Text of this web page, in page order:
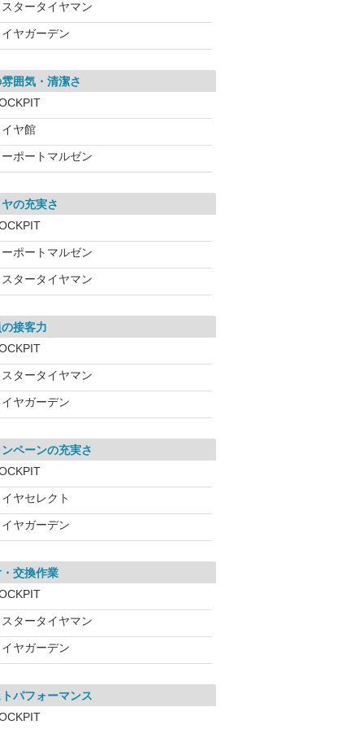
スタータイヤマン
イヤガーデン
雰囲気・清潔さ
イヤ館
ーポートマルゼン
の充実さ
ーポートマルゼン
スタータイヤマン
の接客力
スタータイヤマン
イヤガーデン
ペーンの充実さ
イヤセレクト
イヤガーデン
交換作業
スタータイヤマン
イヤガーデン
トパフォーマンス